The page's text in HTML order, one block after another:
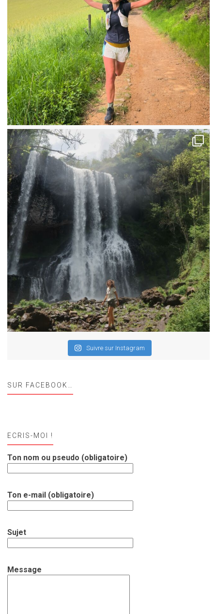
Suivre sur Instagram
SUR FACEBOOK…
ECRIS-MOI !
Ton nom ou pseudo (obligatoire)
Ton e-mail (obligatoire)
Sujet
Message